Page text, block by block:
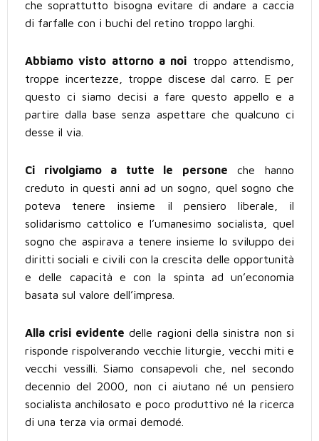
che soprattutto bisogna evitare di andare a caccia
di farfalle con i buchi del retino troppo larghi.
Abbiamo visto attorno a noi troppo attendismo,
troppe incertezze, troppe discese dal carro. E per
questo ci siamo decisi a fare questo appello e a
partire dalla base senza aspettare che qualcuno ci
desse il via.
Ci rivolgiamo a tutte le persone che hanno
creduto in questi anni ad un sogno, quel sogno che
poteva tenere insieme il pensiero liberale, il
solidarismo cattolico e l’umanesimo socialista, quel
sogno che aspirava a tenere insieme lo sviluppo dei
diritti sociali e civili con la crescita delle opportunità
e delle capacità e con la spinta ad un’economia
basata sul valore dell’impresa.
Alla crisi evidente delle ragioni della sinistra non si
risponde rispolverando vecchie liturgie, vecchi miti e
vecchi vessilli. Siamo consapevoli che, nel secondo
decennio del 2000, non ci aiutano né un pensiero
socialista anchilosato e poco produttivo né la ricerca
di una terza via ormai demodé.